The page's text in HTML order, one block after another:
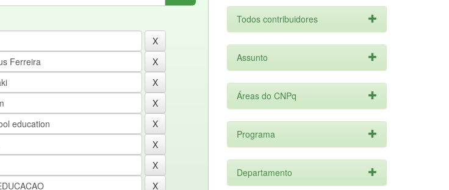
Todos contribuidores
Assunto
Áreas do CNPq
Programa
Departamento